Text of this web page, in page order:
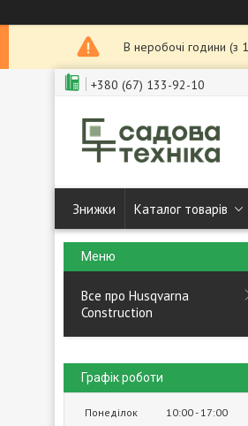
В неробочі години (з
+380 (67) 133-92-10
Знижки Каталог товарів
Все про Husqvarna
Construction
Графік роботи
Понеділок 10:00 17:00